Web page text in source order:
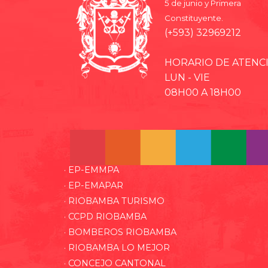
5 de junio y Primera
Constituyente.
(+593) 32969212
HORARIO DE
LUN - VIE
08H00 A 18H00
· EP-EMMPA
· EP-EMAPAR
· RIOBAMBA TURISMO
· CCPD RIOBAMBA
· BOMBEROS RIOBAMBA
· RIOBAMBA LO MEJOR
· CONCEJO CANTONAL